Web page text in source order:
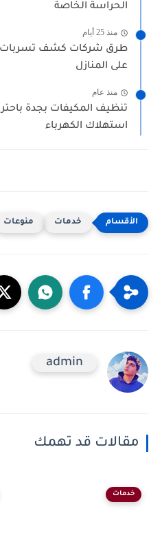
الحراسة الخاصة
منذ 25 أيام
طرق شركات كشف تسربات
على المنازل
منذ عام
تنظيف المكيفات بجدة
استهلاك الكهرباء
خدمات منوعات
admin
مقالات قد تهمك
خدمات